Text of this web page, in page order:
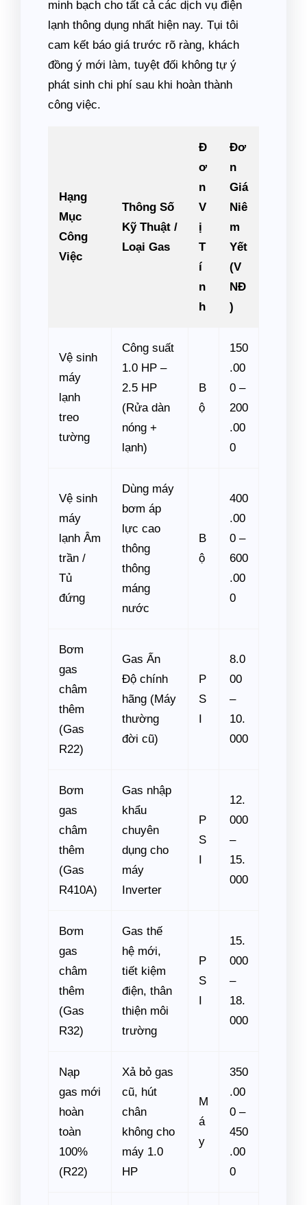
minh bạch cho tất cả các dịch vụ điện
lạnh thông dụng nhất hiện nay. Tụi tôi
cam kết báo giá trước rõ ràng, khách
đồng ý mới làm, tuyệt đối không tự ý
phát sinh chi phí sau khi hoàn thành
công việc.
Hạng
Mục
Công
Việc
Thông Số
Kỹ Thuật /
Loại Gas
Đ
ơ
n
V
ị
T
í
n
h
Đơ
n
Giá
Niê
m
Yết
(V
NĐ
)
Vệ sinh
máy
lạnh
treo
tường
Công suất
1.0 HP –
2.5 HP
(Rửa dàn
nóng +
lạnh)
B
ộ
150
.00
0 –
200
.00
0
Vệ sinh
máy
lạnh Âm
trần /
Tủ
đứng
Dùng máy
bơm áp
lực cao
thông
thông
máng
nước
B
ộ
400
.00
0 –
600
.00
0
Bơm
gas
châm
thêm
(Gas
R22)
Gas Ấn
Độ chính
hãng (Máy
thường
đời cũ)
P
S
I
8.0
00
–
10.
000
Bơm
gas
châm
thêm
(Gas
R410A)
Gas nhập
khẩu
chuyên
dụng cho
máy
Inverter
P
S
I
12.
000
–
15.
000
Bơm
gas
châm
thêm
(Gas
R32)
Gas thế
hệ mới,
tiết kiệm
điện, thân
thiện môi
trường
P
S
I
15.
000
–
18.
000
Nạp
gas mới
hoàn
toàn
100%
(R22)
Xả bỏ gas
cũ, hút
chân
không cho
máy 1.0
HP
M
á
y
350
.00
0 –
450
.00
0